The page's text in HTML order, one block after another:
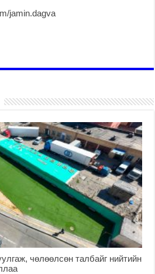
jamin.dagva
чөлөөлсөн талбайг нийтийн